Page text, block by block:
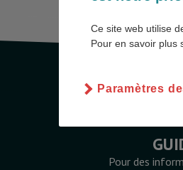
Pour des
Ce site web utilise
Pour en savoir plus
Paramètres